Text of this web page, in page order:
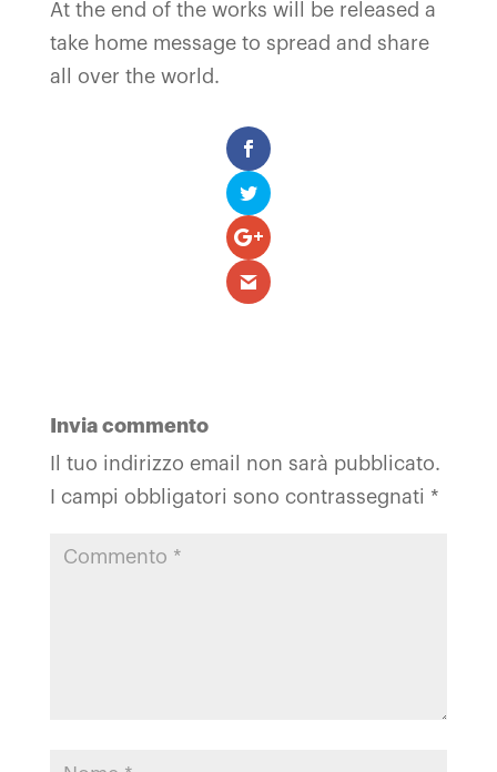
At the end of the works will be released a
take home message to spread and share
all over the world.
Invia commento
Il tuo indirizzo email non sarà pubblicato.
I campi obbligatori sono contrassegnati *